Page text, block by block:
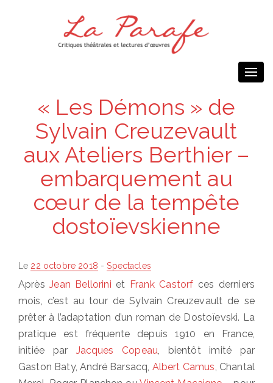
« Les Démons » de
Sylvain Creuzevault
aux Ateliers Berthier –
embarquement au
cœur de la tempête
dostoïevskienne
Le Posted
on
22 octobre 2018 -Spectacles
AprèsJean Bellorini et Frank Castorf ces derniers
mois, c’est au tour de Sylvain Creuzevault de se
prêter à l’adaptation d’un roman de Dostoïevski. La
pratique est fréquente depuis 1910 en France,
initiée par Jacques Copeau, bientôt imité par
Gaston Baty, André Barsacq, Albert Camus, Chantal